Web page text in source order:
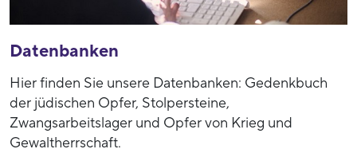
Datenbanken
Hier finden Sie unsere Datenbanken: Gedenkbuch
der jüdischen Opfer, Stolpersteine,
Zwangsarbeitslager und Opfer von Krieg und
Gewaltherrschaft.